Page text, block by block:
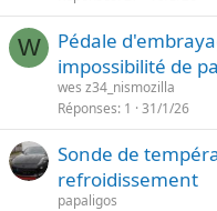
W
Pédale
impossibilité de
wes z34_nismozilla
Réponses 1 31/1/26
Sonde de
refroidissement
papaligos